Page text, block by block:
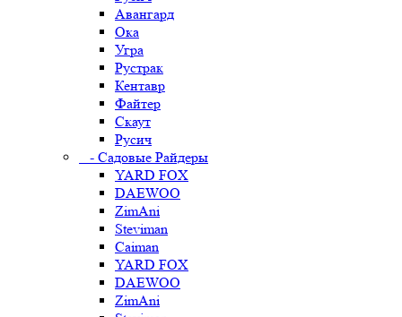
Авангард
Ока
Угра
Рустрак
Кентавр
Файтер
Скаут
Русич
- Садовые Райдеры
YARD FOX
DAEWOO
ZimAni
Steviman
Caiman
YARD FOX
DAEWOO
ZimAni